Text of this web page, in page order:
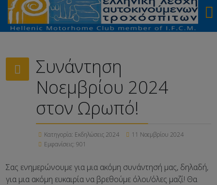
Συνάντηση
Νοεμβρίου 2024
στον Ωρωπό!
Κατηγορία: Εκδηλώσεις 2024
11 Νοεμβρίου 2024
Εμφανίσεις: 901
Σας ενημερώνουμε για μια ακόμη συνάντησή μας, δηλαδή,
για μια ακόμη ευκαιρία να βρεθούμε όλοι/όλες μαζί! Θα